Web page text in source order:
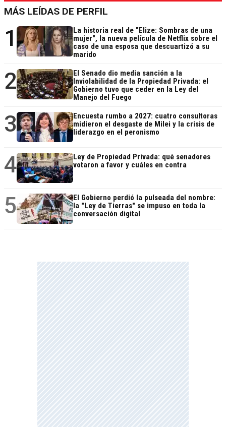
MÁS LEÍDAS DE PERFIL
1
La historia real de "Elize: Sombras de una
mujer", la nueva película de Netflix sobre el
caso de una esposa que descuartizó a su
marido
2
El Senado dio media sanción a la
Inviolabilidad de la Propiedad Privada: el
Gobierno tuvo que ceder en la Ley del
Manejo del Fuego
3
Encuesta rumbo a 2027: cuatro consultoras
midieron el desgaste de Milei y la crisis de
liderazgo en el peronismo
4
Ley de Propiedad Privada: qué senadores
votaron a favor y cuáles en contra
5
El Gobierno perdió la pulseada del nombre:
la "Ley de Tierras" se impuso en toda la
conversación digital